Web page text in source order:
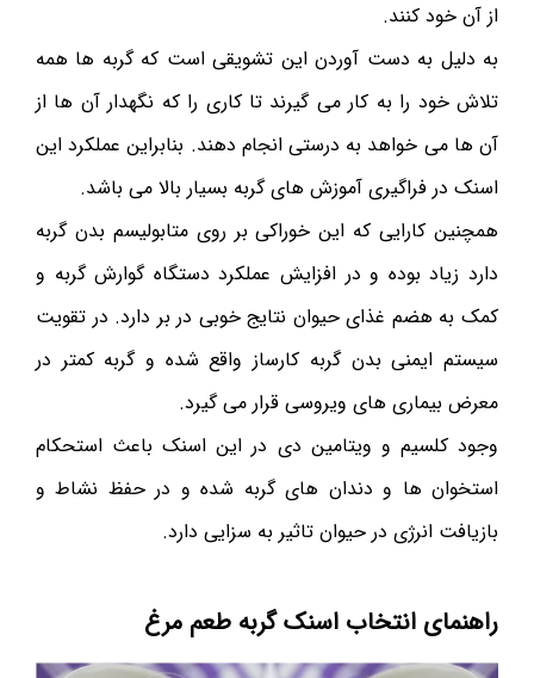
از آن خود کنند.
به دلیل به دست آوردن این تشویقی است که گربه ها همه
تلاش خود را به کار می گیرند تا کاری را که نگهدار آن ها از
آن ها می خواهد به درستی انجام دهند. بنابراین عملکرد این
اسنک در فراگیری آموزش های گربه بسیار بالا می باشد.
همچنین کارایی که این خوراکی بر روی متابولیسم بدن گربه
دارد زیاد بوده و در افزایش عملکرد دستگاه گوارش گربه و
کمک به هضم غذای حیوان نتایج خوبی در بر دارد. در تقویت
سیستم ایمنی بدن گربه کارساز واقع شده و گربه کمتر در
معرض بیماری های ویروسی قرار می گیرد.
وجود کلسیم و ویتامین دی در این اسنک باعث استحکام
استخوان ها و دندان های گربه شده و در حفظ نشاط و
بازیافت انرژی در حیوان تاثیر به سزایی دارد.
راهنمای انتخاب اسنک گربه طعم مرغ